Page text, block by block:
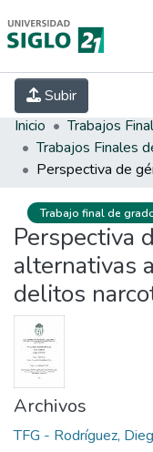
Subir
INICIO EBOOK21
INVESTIGACIÓN
Inicio
Trabajos Finales
Trabajo final de
Perspectiva
alternativas
delitos
Archivos
TFG - Rodríguez,